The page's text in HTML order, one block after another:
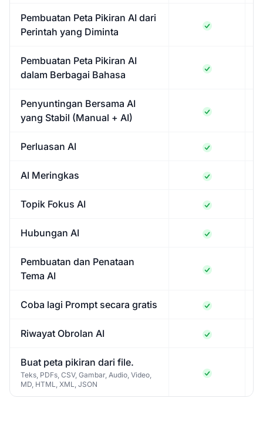
Pembuatan Peta Pikiran AI dari
Perintah yang Diminta
Pembuatan Peta Pikiran AI
dalam Berbagai Bahasa
Penyuntingan Bersama AI
yang Stabil (Manual + AI)
Perluasan AI
AI Meringkas
Topik Fokus AI
Hubungan AI
Pembuatan dan Penataan
Tema AI
Coba lagi Prompt secara gratis
Riwayat Obrolan AI
Buat peta pikiran dari file.
Teks, PDFs, CSV, Gambar, Audio, Video,
MD, HTML, XML, JSON